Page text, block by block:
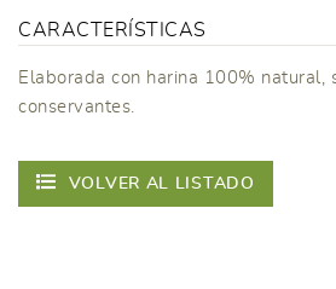
CARACTERÍSTICAS
Elaborada con harina 100% natural,
conservantes.
VOLVER AL LISTADO